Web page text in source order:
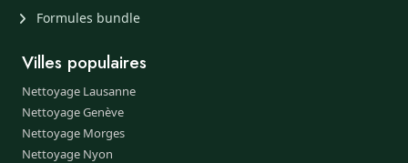
Formules bundle
Villes populaires
Nettoyage Lausanne
Nettoyage Genève
Nettoyage Morges
Nettoyage Nyon